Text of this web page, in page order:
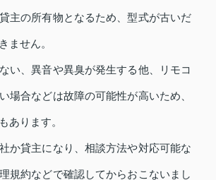
主の所有物となるため、型式が古いだ
ません。
い、異音や異臭が発生する他、リモコ
場合などは故障の可能性が高いため、
あります。
か貸主になり、相談方法や対応可能な
規約などで確認してからおこないまし